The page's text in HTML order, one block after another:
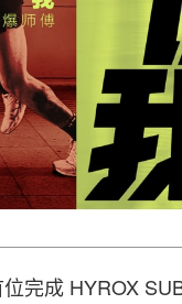
完成 HYROX